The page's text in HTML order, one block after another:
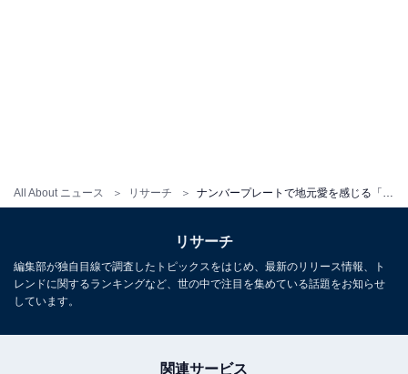
All About ニュース リサーチ
リサーチ
編集部が独自目線で調査したトピックスをはじめ、最新のリリース情報、ト
レンドに関するランキングなど、世の中で注目を集めている話題をお知らせ
しています。
関連サービス